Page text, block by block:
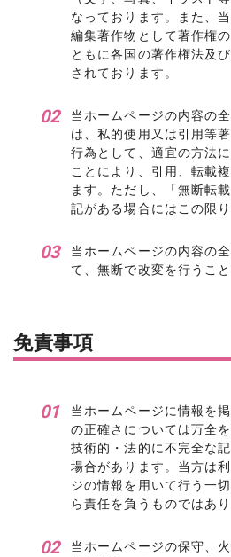
なっております。また、
編集著作物として著作権
ともに各国の著作権法及
されております。
当ホームページの内容の
は、私的使用又は引用等
行為として、適宜の方法
ことにより、引用、転載
ます。ただし、「無断転
記がある場合にはこの限
当ホームページの内容の
て、無断で改変を行うこ
免責事項
当ホームページに情報を
の正確さについては万全
技術的・法的に不完全な
場合があります。当方は
ジの情報を用いて行う一
ら責任を負うものではあり
当ホームページの保守、